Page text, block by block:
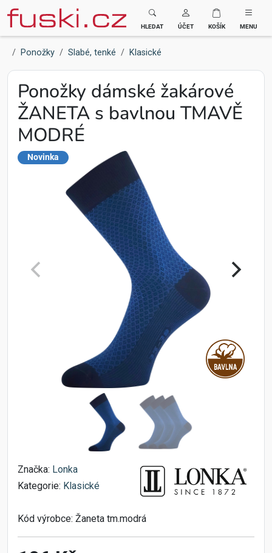
Fuski BOMA
HLEDAT ÚČET KOŠÍK MENU
Ponožky Slabé, tenké Klasické
Ponožky dámské žakárové
ŽANETA s bavlnou TMAVĚ
MODRÉ
Novinka
Značka: Lonka
Kategorie: Klasické
Kód výrobce: Žaneta tm.modrá